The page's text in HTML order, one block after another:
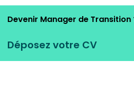
Devenir Manager de Transition
Déposez votre CV